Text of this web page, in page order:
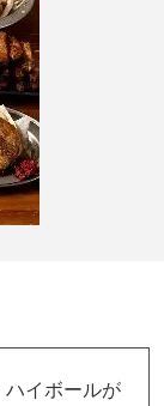
イボールが